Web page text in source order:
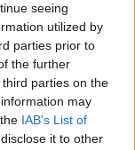
seeing
utilized by
parties prior to
the further
parties on the
may
IAB’s List of
it to other
noi a trovare il
forza e
abbracciare
io autentico
il tuo stile